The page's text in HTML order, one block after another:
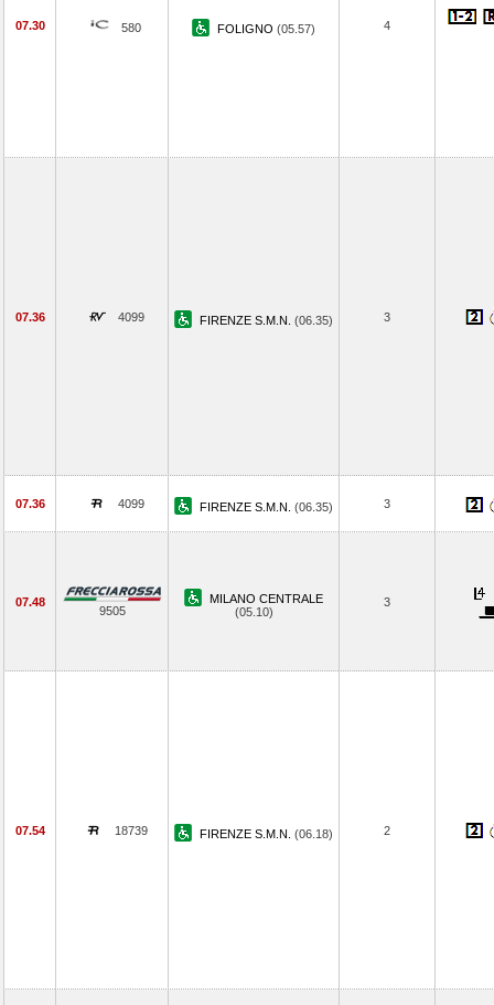
07.30 580 FOLIGNO (05.57) 4
07.36 4099 FIRENZE S.M.N. (06.35) 3
07.36 4099 FIRENZE S.M.N. (06.35) 3
07.48
9505
MILANO CENTRALE
(05.10)
3
07.54 18739 FIRENZE S.M.N. (06.18) 2